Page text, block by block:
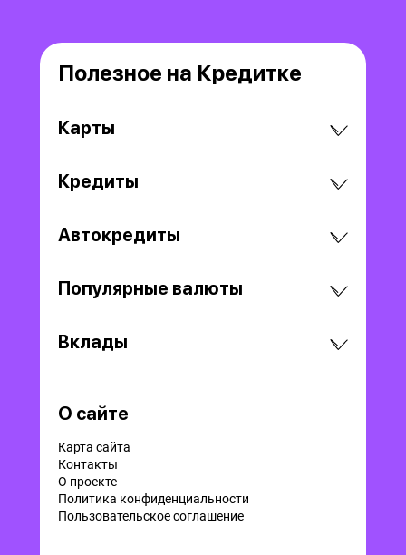
Полезное на Кредитке
Карты
Кредиты
Автокредиты
Популярные валюты
Вклады
О сайте
Карта сайта
Контакты
О проекте
Политика конфиденциальности
Пользовательское соглашение